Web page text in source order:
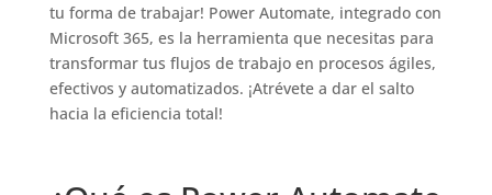
tu forma de trabajar! Power Automate, integrado con
Microsoft 365, es la herramienta que necesitas para
transformar tus flujos de trabajo en procesos ágiles,
efectivos y automatizados. ¡Atrévete a dar el salto
hacia la eficiencia total!